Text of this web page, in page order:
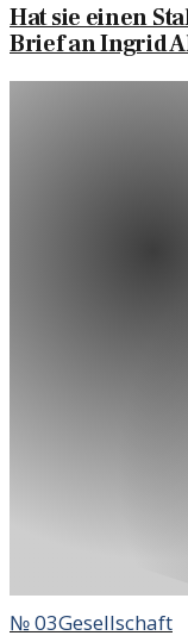
Hat sie einen
Brief an Ingrid
№03Gesellschaft